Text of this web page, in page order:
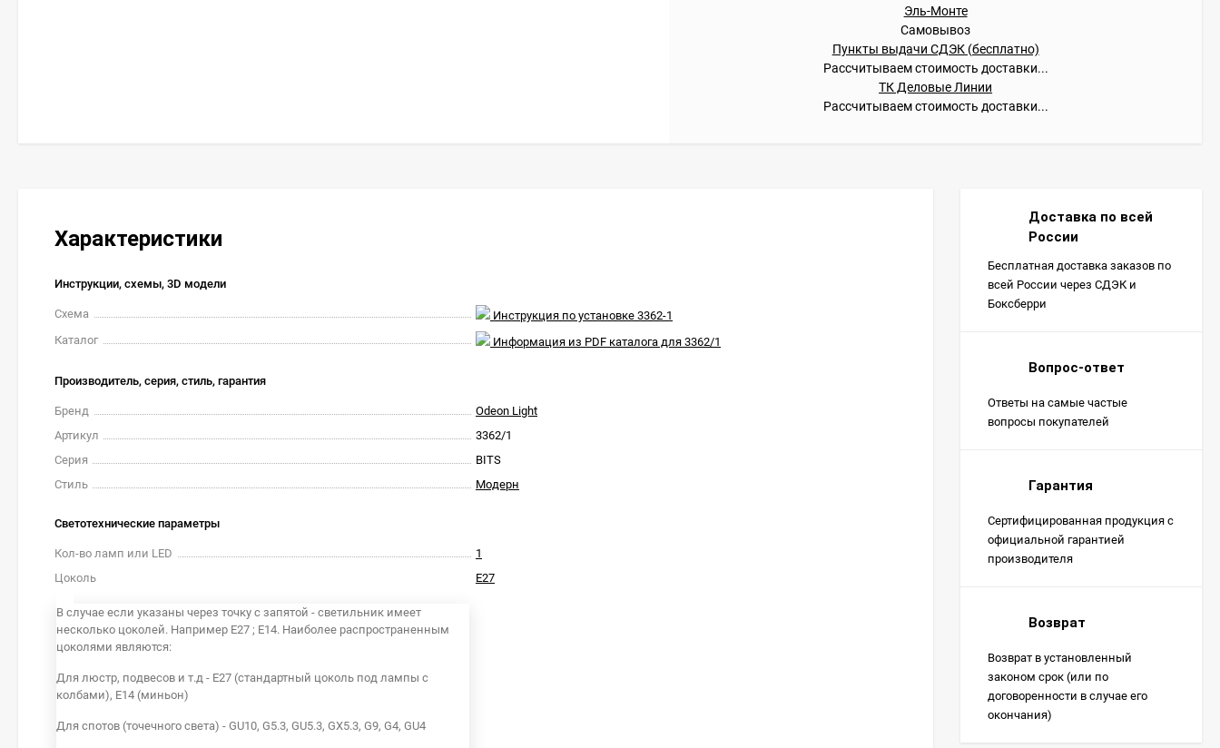
Эль-Монте
Самовывоз
Пункты выдачи СДЭК (бесплатно)
Рассчитываем стоимость доставки...
ТК Деловые Линии
Рассчитываем стоимость доставки...
Характеристики
Инструкции, схемы, 3D модели
Схема
Инструкция по установке 3362-1
Каталог
Информация из PDF каталога для 3362/1
Производитель, серия, стиль, гарантия
Бренд
Odeon Light
Артикул
3362/1
Серия
BITS
Стиль
Модерн
Светотехнические параметры
Кол-во ламп или LED
1
Цоколь
В случае если указаны через точку с запятой - светильник имеет
несколько цоколей. Например E27 ; E14. Наиболее распространенным
цоколями являются:
Для люстр, подвесов и т.д - E27 (стандартный цоколь под лампы с
колбами), E14 (миньон)
Для спотов (точечного света) - GU10, G5.3, GU5.3, GX5.3, G9, G4, GU4
E27
Доставка по всей
России
Бесплатная доставка заказов по
всей России через СДЭК и
Боксберри
Вопрос-ответ
Ответы на самые частые
вопросы покупателей
Гарантия
Сертифицированная продукция с
официальной гарантией
производителя
Возврат
Возврат в установленный
законом срок (или по
договоренности в случае его
окончания)